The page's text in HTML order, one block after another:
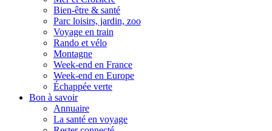
Bien-être & santé
Parc loisirs, jardin, zoo
Voyage en train
Rando et vélo
Montagne
Week-end en France
Week-end en Europe
Échappée verte
Bon à savoir
Annuaire
La santé en voyage